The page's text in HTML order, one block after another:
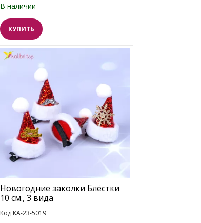
В наличии
КУПИТЬ
Новогодние заколки Блёстки
10 см., 3 вида
Код KA-23-5019